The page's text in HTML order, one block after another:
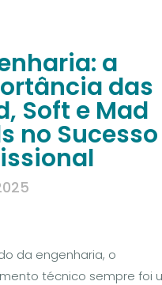
a
das
Soft e Mad
no Sucesso
da engenharia, o
técnico sempre foi